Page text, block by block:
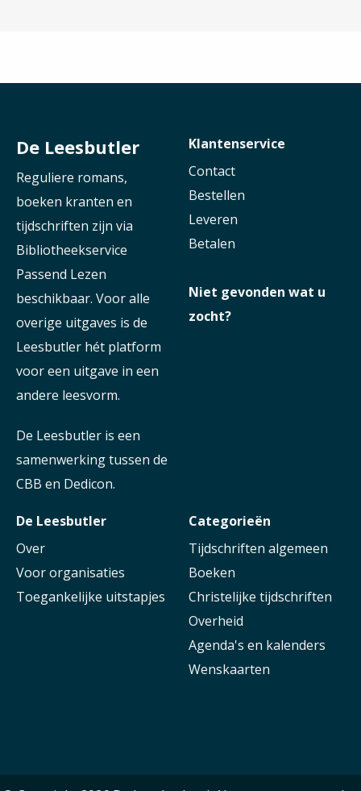
De Leesbutler
Reguliere romans,
boeken kranten en
tijdschriften zijn via
Bibliotheekservice
Passend Lezen
beschikbaar. Voor alle
overige uitgaves is de
Leesbutler hét platform
voor een uitgave in een
andere leesvorm.
De Leesbutler is een
samenwerking tussen de
CBB en Dedicon.
Klantenservice
Contact
Bestellen
Leveren
Betalen
Niet gevonden wat u
zocht?
De Leesbutler
Over
Voor organisaties
Toegankelijke uitstapjes
Categorieën
Tijdschriften algemeen
Boeken
Christelijke tijdschriften
Overheid
Agenda's en kalenders
Wenskaarten